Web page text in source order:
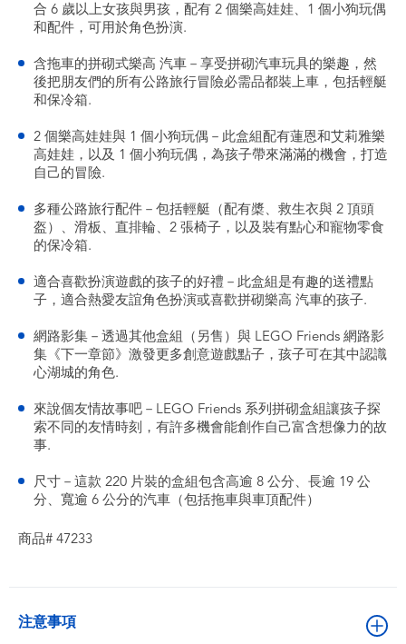
生活雜貨
合 6 歲以上女孩與男孩，配有 2 個樂高娃娃、1 個小狗玩偶
和配件，可用於角色扮演.
含拖車的拼砌式樂高 汽車－享受拼砌汽車玩具的樂趣，然
後把朋友們的所有公路旅行冒險必需品都裝上車，包括輕艇
和保冷箱.
2 個樂高娃娃與 1 個小狗玩偶－此盒組配有蓮恩和艾莉雅樂
高娃娃，以及 1 個小狗玩偶，為孩子帶來滿滿的機會，打造
自己的冒險.
多種公路旅行配件－包括輕艇（配有槳、救生衣與 2 頂頭
盔）、滑板、直排輪、2 張椅子，以及裝有點心和寵物零食
的保冷箱.
適合喜歡扮演遊戲的孩子的好禮－此盒組是有趣的送禮點
子，適合熱愛友誼角色扮演或喜歡拼砌樂高 汽車的孩子.
網路影集－透過其他盒組（另售）與 LEGO Friends 網路影
集《下一章節》激發更多創意遊戲點子，孩子可在其中認識
心湖城的角色.
來說個友情故事吧－LEGO Friends 系列拼砌盒組讓孩子探
索不同的友情時刻，有許多機會能創作自己富含想像力的故
事.
尺寸－這款 220 片裝的盒組包含高逾 8 公分、長逾 19 公
分、寬逾 6 公分的汽車（包括拖車與車頂配件）
商品# 47233
注意事項